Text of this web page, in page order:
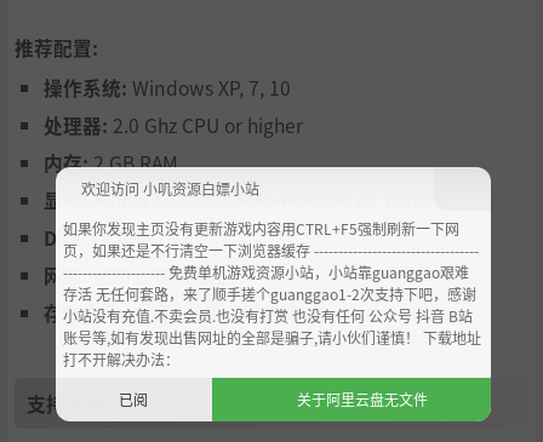
推荐配置:
操作系统: Windows XP, 7, 10
处理器: 2.0 Ghz CPU or higher
内存:2 GB RAM
显卡:Nvidia GTX 650, AMD HD7850 (or higher)
DirectX 版本:9.0c
网络:宽带互联网连接
存储空间:需要 5 GB 可用空间
支持作者
欢迎访问 小叽资源白嫖小站
如果你发现主页没有更新游戏内容用CTRL+F5强制刷新一下网
页，如果还是不行清空一下浏览器缓存 ----------------------------------
--------------------- 免费单机游戏资源小站，小站靠guanggao艰难
存活 无任何套路，来了顺手搓个guanggao1-2次支持下吧，感谢
小站没有充值.不卖会员.也没有打赏 也没有任何 公众号 抖音 B站
账号等,如有发现出售网址的全部是骗子,请小伙们谨慎！ 下载地址
打不开解决办法：
已阅
关于阿里云盘无文件